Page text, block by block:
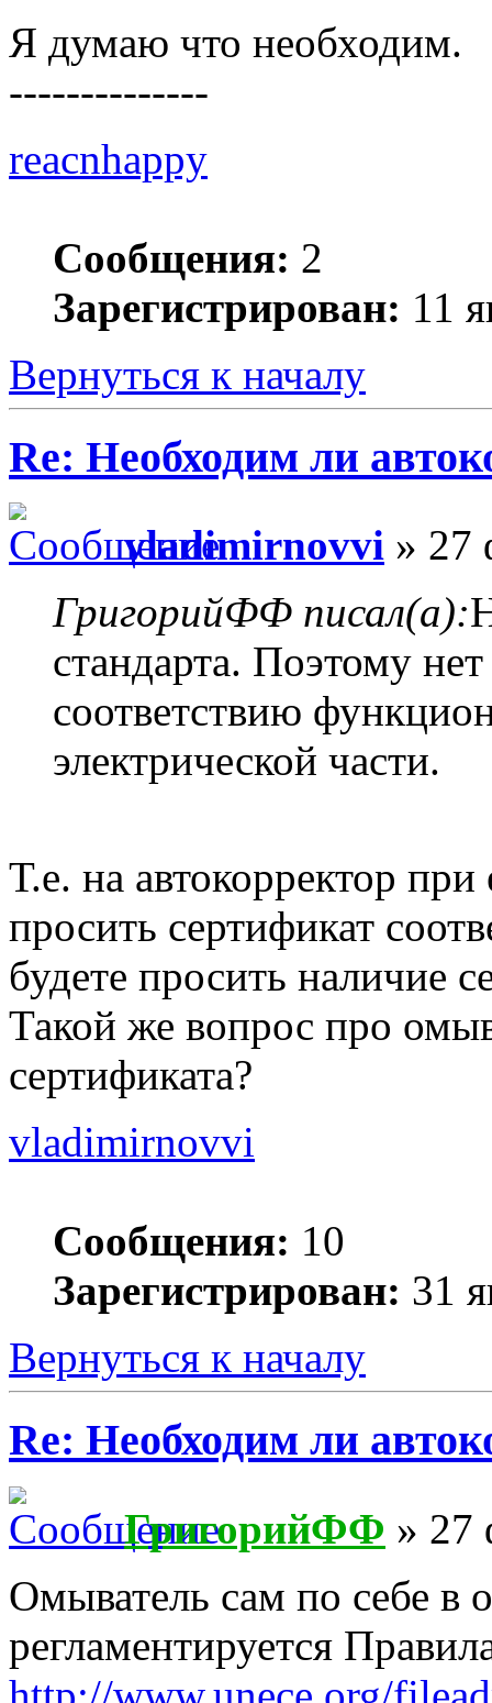
Я думаю что необходим.
--------------
reacnhappy
Сообщения: 2
Зарегистрирован: 11
Вернуться к началу
Re: Необходим ли
vladimirnovvi » 27
ГригорийФФ писал(а):
стандарта. Поэтому
соответствию
электрической части.
Т.е. на автокорректор
просить сертификат
будете просить наличие
Такой же вопрос про
сертификата?
vladimirnovvi
Сообщения: 10
Зарегистрирован: 31
Вернуться к началу
Re: Необходим ли
ГригорийФФ » 27
Омыватель сам по себе в
регламентируется